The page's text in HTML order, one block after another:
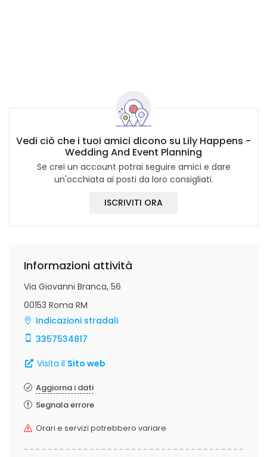
Vedi ciò che i tuoi amici dicono su Lily Happens -
Wedding And Event Planning
Se crei un account potrai seguire amici e dare
un'occhiata ai posti da loro consigliati.
ISCRIVITI ORA
Informazioni attività
Via Giovanni Branca, 56
00153 Roma RM
Indicazioni stradali
3357534817
Visita il Sito web
Aggiorna i dati
Segnala errore
Orari e servizi potrebbero variare